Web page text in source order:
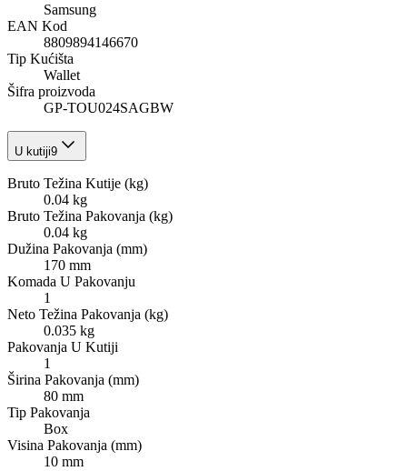
Samsung
EAN Kod
8809894146670
Tip Kućišta
Wallet
Šifra proizvoda
GP-TOU024SAGBW
U kutiji9
Bruto Težina Kutije (kg)
0.04 kg
Bruto Težina Pakovanja (kg)
0.04 kg
Dužina Pakovanja (mm)
170 mm
Komada U Pakovanju
1
Neto Težina Pakovanja (kg)
0.035 kg
Pakovanja U Kutiji
1
Širina Pakovanja (mm)
80 mm
Tip Pakovanja
Box
Visina Pakovanja (mm)
10 mm